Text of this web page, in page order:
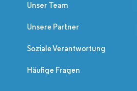
Unser Team
Unsere Partner
Soziale Verantwortung
Häufige Fragen